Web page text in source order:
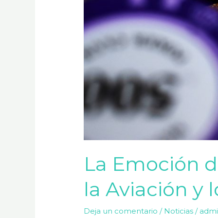
La Emoción
la Aviación y
Deja un comentario / Noticias /